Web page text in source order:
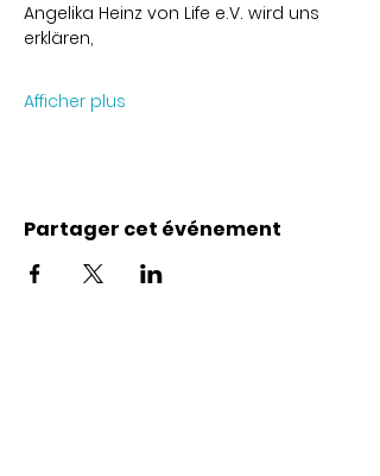
Angelika Heinz von Life e.V. wird uns
erklären,
Afficher plus
Partager cet événement